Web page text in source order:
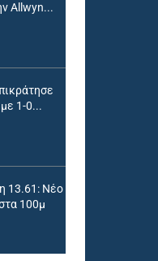
Allwyn...
1-0...
13.61: Νέο
100μ